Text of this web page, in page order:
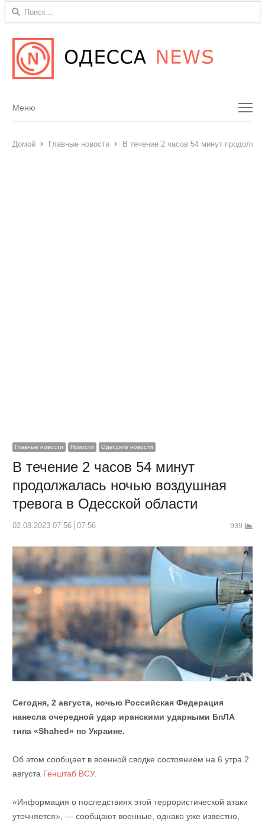
Найти:
Menu
Меню
Домой Главные новости В течение 2 часов 54 минут
Главные новости Новости Одесские новости
В течение 2 часов 54 минут
продолжалась ночью воздушная
тревога в Одесской области
02.08.2023 07:56 07:56 939
Сегодня, 2 августа, ночью Российская Федерация
нанесла очередной удар иранскими ударными БпЛА
типа «Shahed» по Украине.
Об этом сообщает в военной сводке состоянием на 6 утра 2
августаГенштаб ВСУ.
«Информация о последствиях этой террористической атаки
уточняется», — сообщают военные, однако уже известно,